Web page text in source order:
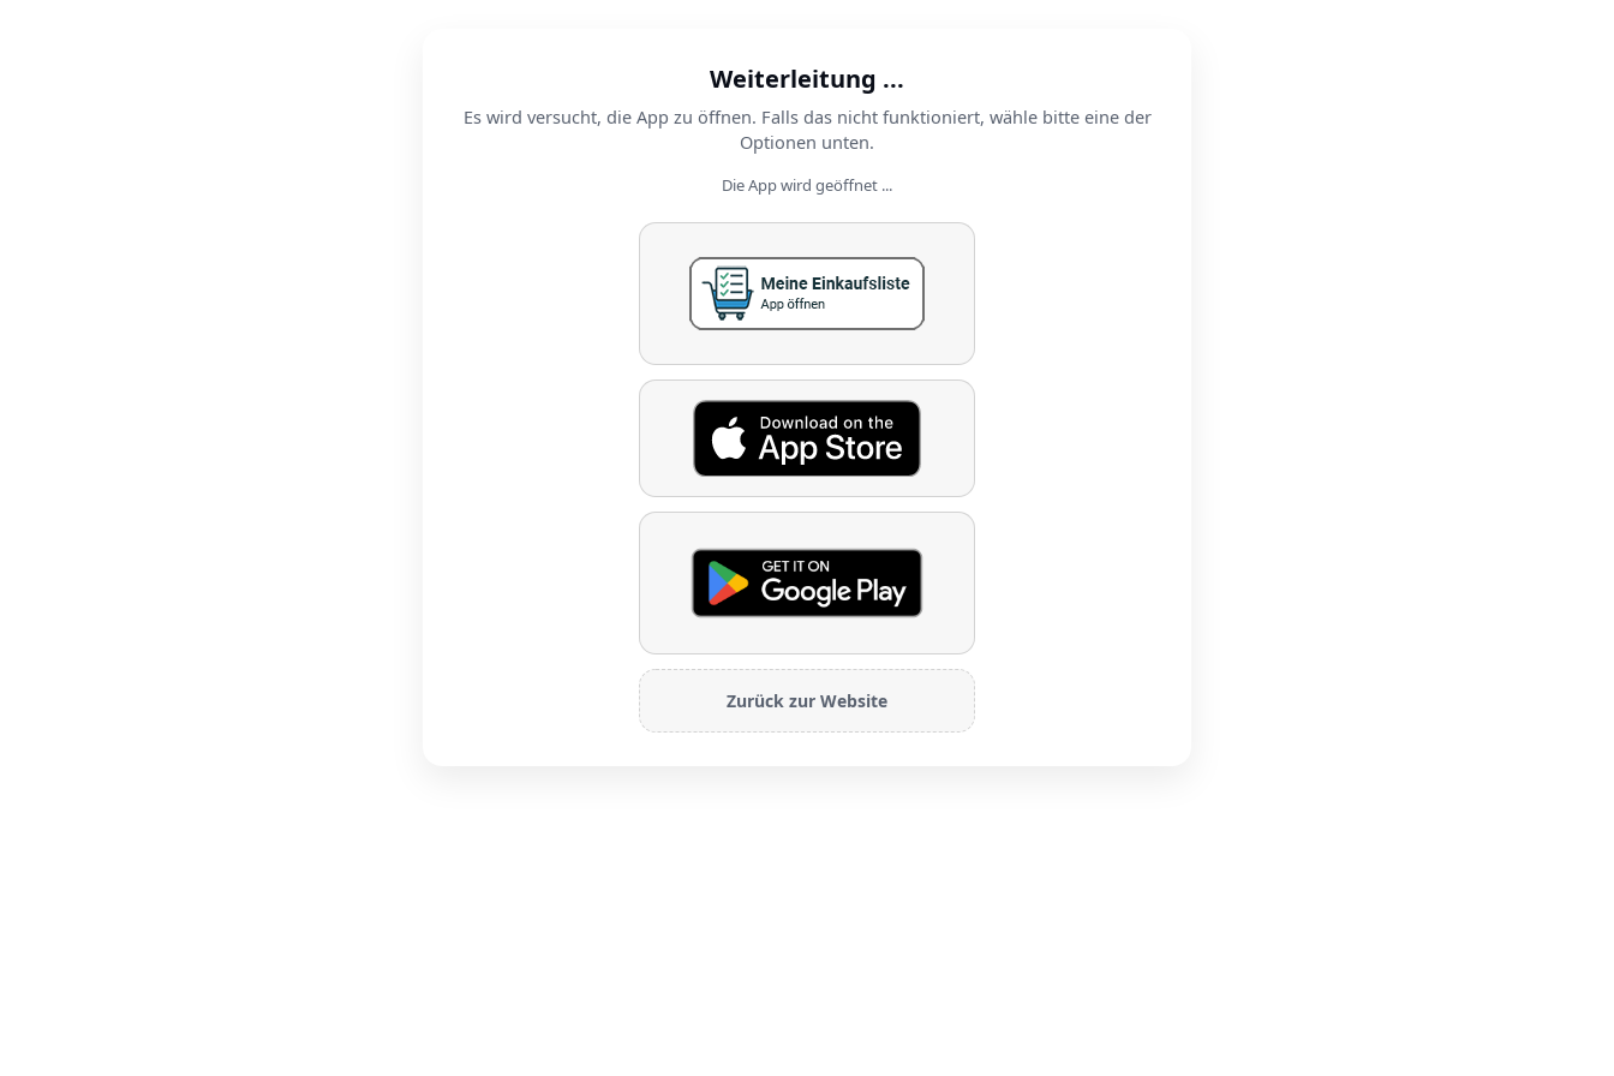
Weiterleitung ...
Es wird versucht, die App zu öffnen. Falls das nicht funktioniert, wähle bitte eine der
Optionen unten.
Die App wird geöffnet ...
Zurück zur Website